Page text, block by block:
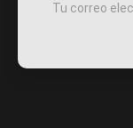
Tu correo